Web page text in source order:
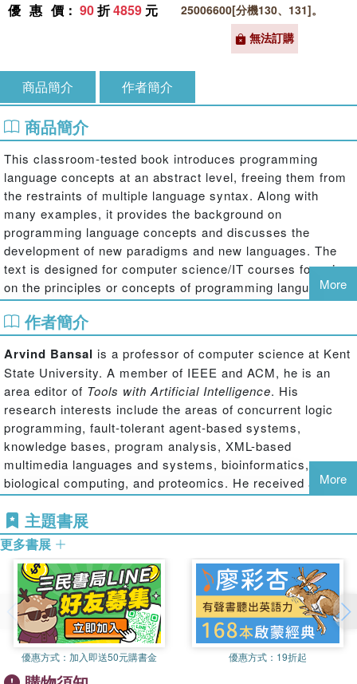
優惠價 ： 90折4859 元
25006600[分機130、131]。
無法訂購
商品簡介 作者簡介
商品簡介
This classroom-tested book introduces programming
language concepts at an abstract level, freeing them from
the restraints of multiple language syntax. Along with
many examples, it provides the background on
programming language concepts and discusses the
development of new paradigms and new languages. The
text is designed for computer science/IT courses focusing
on the principles or concepts of programming languages.
A solutions manual and PowerPoint slides are available
with qualifying course adoption.
More
作者簡介
Arvind Bansal is a professor of computer science at Kent
State University. A member of IEEE and ACM, he is an
area editor of Tools with Artificial Intelligence. His
research interests include the areas of concurrent logic
programming, fault-tolerant agent-based systems,
knowledge bases, program analysis, XML-based
multimedia languages and systems, bioinformatics,
biological computing, and proteomics. He received a PhD
in computer science from Case Western Reserve
University.
More
主題書展
更多書展
優惠方式： 加入即送50元購書金 優惠方式： 19折起